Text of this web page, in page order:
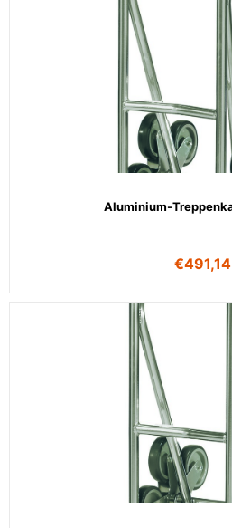
Aluminium-
€491,14